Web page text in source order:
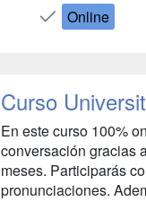
Online
Curso
En este curso 100%
conversación gracias
meses. Participarás
pronunciaciones.